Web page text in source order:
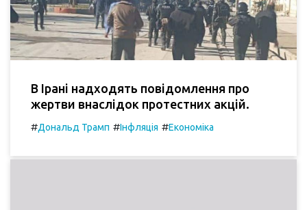
В Ірані надходять повідомлення про
жертви внаслідок протестних акцій.
#Дональд Трамп #Інфляція #Економіка